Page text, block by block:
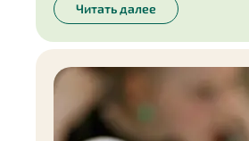
Читать далее